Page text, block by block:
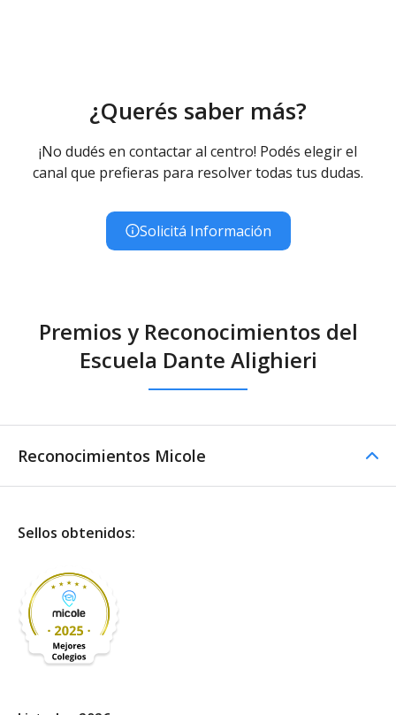
¿Querés saber más?
¡No dudés en contactar al centro! Podés elegir el
canal que prefieras para resolver todas tus dudas.
Solicitá Información
Premios y Reconocimientos del
Escuela Dante Alighieri
Reconocimientos Micole
Sellos obtenidos: